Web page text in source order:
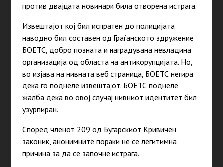
против двајцата новинари била отворена истрага.
Извештајот кој бил испратен до полицијата
наводно бил составен од Граѓанското здружение
БОЕТС, добро позната и наградувана невладина
организација од областа на антикорупцијата. Но,
во изјава на нивната веб страница, БОЕТС негира
дека го поднеле извештајот. БОЕТС поднеле
жалба дека во овој случај нивниот идентитет бил
узурпиран.
Според членот 209 од Бугарскиот Кривичен
законик, анонимните пораки не се легитимна
причина за да се започне истрага.